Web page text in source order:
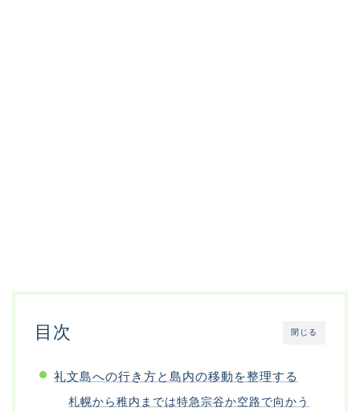
閉じる
目次
礼文島への行き方と島内の移動を整理する
札幌から稚内までは特急宗谷か空路で向かう